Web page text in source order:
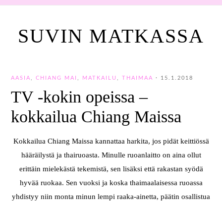
SUVIN MATKASSA
AASIA ,CHIANG MAI MATKAILU ,THAIMAA · 15.1.2018
TV -kokin opeissa –
kokkailua Chiang Maissa
Kokkailua Chiang Maissa kannattaa harkita, jos pidät keittiössä
hääräilystä ja thairuoasta. Minulle ruoanlaitto on aina ollut
erittäin mielekästä tekemistä, sen lisäksi että rakastan syödä
hyvää ruokaa. Sen vuoksi ja koska thaimaalaisessa ruoassa
yhdistyy niin monta minun lempi raaka-ainetta, päätin osallistua